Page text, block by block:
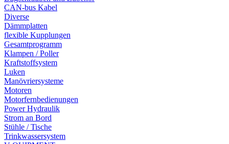
CAN-bus Kabel
Diverse
Dämmplatten
flexible Kupplungen
Gesamtprogramm
Klampen / Poller
Kraftstoffsystem
Luken
Manövriersysteme
Motoren
Motorfernbedienungen
Power Hydraulik
Strom an Bord
Stühle / Tische
Trinkwassersystem